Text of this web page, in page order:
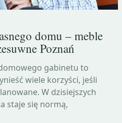
domu – meble
Poznań
gabinetu to
wiele korzyści, jeśli
W dzisiejszych
staje się normą,